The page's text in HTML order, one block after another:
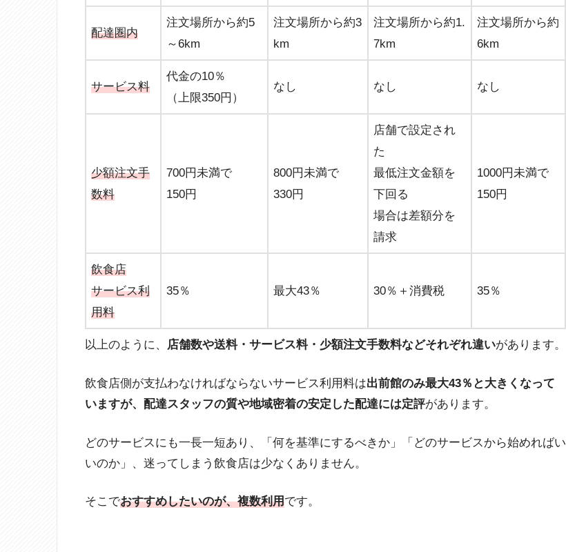
配達圏内
注文場所から約5
～6km
注文場所から約3
km
注文場所から約1.
7km
注文場所から約
6km
サービス料
代金の10％
（上限350円）
なし なし なし
少額注文手
数料
700円未満で
150円
800円未満で
330円
店舗で設定され
た
最低注文金額を
下回る
場合は差額分を
請求
1000円未満で
150円
飲食店
サービス利
用料
35％ 最大43％ 30％＋消費税 35％
以上のように、 店舗数や送料・サービス料・少額注文手数料などそれぞれ違いがあります。
飲食店側が支払わなければならないサービス利用料は出前館のみ最大43％と大きくなって
いますが、配達スタッフの質や地域密着の安定した配達には定評があります。
どのサービスにも一長一短あり、「何を基準にするべきか」「どのサービスから始めればい
いのか」、迷ってしまう飲食店は少なくありません。
そこでおすすめしたいのが、複数利用です。